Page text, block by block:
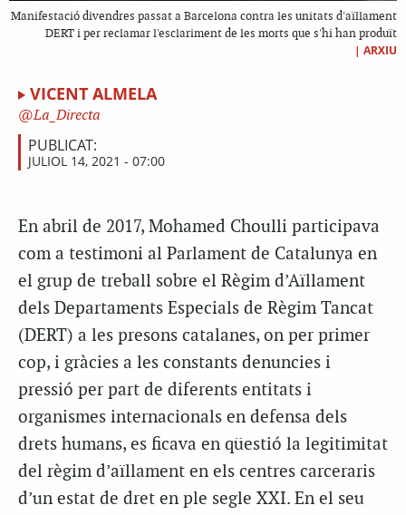
Manifestació divendres passat a Barcelona contra les unitats d'aïllament
DERT i per reclamar l'esclariment de les morts que s'hi han produït
| ARXIU
VICENT ALMELA
La_Directa
PUBLICAT:
JULIOL 14, 2021 - 07:00
En abril de 2017, Mohamed Choulli participava
com a testimoni al Parlament de Catalunya en
el grup de treball sobre el Règim d’Aïllament
dels Departaments Especials de Règim Tancat
(DERT) a les presons catalanes, on per primer
cop, i gràcies a les constants denuncies i
pressió per part de diferents entitats i
organismes internacionals en defensa dels
drets humans, es ficava en qüestió la legitimitat
del règim d’aïllament en els centres carceraris
d’un estat de dret en ple segle XXI. En el seu